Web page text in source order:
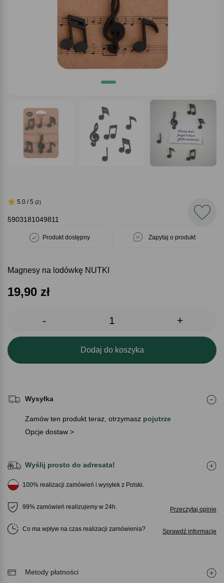
5903181049811
Produkt dostępny Zapytaj o produkt
5.0 / 5 (2)
Magnesy na lodówkę NUTKI
19,90 zł
- +
Dodaj do koszyka
Wysyłka
Zamów ten produkt teraz, otrzymasz pojutrze
Opcje dostaw >
Wyślij prosto do adresata!
100% realizacji zamówień i wysyłek z Polski.
99% zamówień realizujemy w 24h. Przeczytaj opinie
Co ma wpływ na czas realizacji zamówienia Sprawdź informacje
Metody płatności